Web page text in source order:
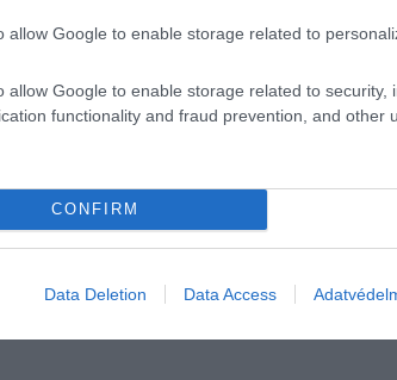
allow Google to enable storage related to
allow Google to enable storage related to security,
functionality and fraud prevention, and other
CONFIRM
Data Deletion Data Access
lehetséges módon spórolnak az
pedig Görögországbainvitáltáktelelni, mert ha
jobban fájnak az uniós szankciók, mint az